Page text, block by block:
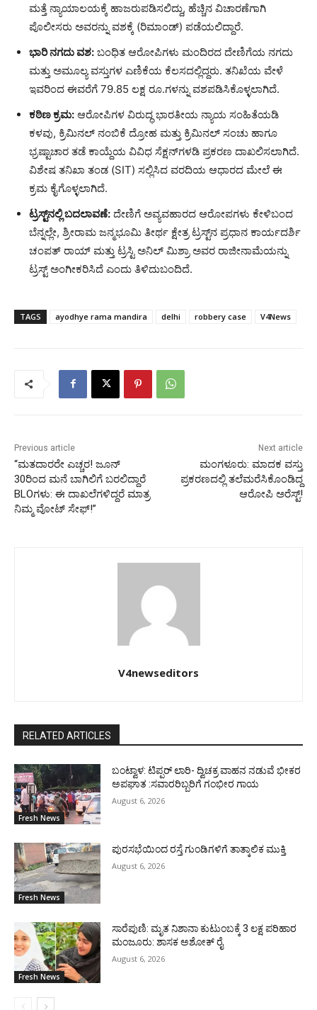
ಮತ್ತೆ ನ್ಯಾಯಾಲಯಕ್ಕೆ ಹಾಜರುಪಡಿಸಲಿದ್ದು, ಹೆಚ್ಚಿನ ವಿಚಾರಣೆಗಾಗಿ
ಪೊಲೀಸರು ಅವರನ್ನು ವಶಕ್ಕೆ (ರಿಮಾಂಡ್) ಪಡೆಯಲಿದ್ದಾರೆ.
ಭಾರಿ ನಗದು ವಶ: ಬಂಧಿತ ಆರೋಪಿಗಳು ಮಂದಿರದ ದೇಣಿಗೆಯ ನಗದು
ಮತ್ತು ಅಮೂಲ್ಯ ವಸ್ತುಗಳ ಎಣಿಕೆಯ ಕೆಲಸದಲ್ಲಿದ್ದರು. ತನಿಖೆಯ ವೇಳೆ
ಇವರಿಂದ ಈವರೆಗೆ 79.85 ಲಕ್ಷ ರೂ.ಗಳನ್ನು ವಶಪಡಿಸಿಕೊಳ್ಳಲಾಗಿದೆ.
ಕಠಿಣ ಕ್ರಮ: ಆರೋಪಿಗಳ ವಿರುದ್ಧ ಭಾರತೀಯ ನ್ಯಾಯ ಸಂಹಿತೆಯಡಿ
ಕಳವು, ಕ್ರಿಮಿನಲ್ ನಂಬಿಕೆ ದ್ರೋಹ ಮತ್ತು ಕ್ರಿಮಿನಲ್ ಸಂಚು ಹಾಗೂ
ಭ್ರಷ್ಟಾಚಾರ ತಡೆ ಕಾಯ್ದೆಯ ವಿವಿಧ ಸೆಕ್ಷನ್‌ಗಳಡಿ ಪ್ರಕರಣ ದಾಖಲಿಸಲಾಗಿದೆ.
ವಿಶೇಷ ತನಿಖಾ ತಂಡ (SIT) ಸಲ್ಲಿಸಿದ ವರದಿಯ ಆಧಾರದ ಮೇಲೆ ಈ
ಕ್ರಮ ಕೈಗೊಳ್ಳಲಾಗಿದೆ.
ಟ್ರಸ್ಟ್‌ನಲ್ಲಿ ಬದಲಾವಣೆ: ದೇಣಿಗೆ ಅವ್ಯವಹಾರದ ಆರೋಪಗಳು ಕೇಳಿಬಂದ
ಬೆನ್ನಲ್ಲೇ, ಶ್ರೀರಾಮ ಜನ್ಮಭೂಮಿ ತೀರ್ಥ ಕ್ಷೇತ್ರ ಟ್ರಸ್ಟ್‌ನ ಪ್ರಧಾನ ಕಾರ್ಯದರ್ಶಿ
ಚಂಪತ್ ರಾಯ್ ಮತ್ತು ಟ್ರಸ್ಟಿ ಅನಿಲ್ ಮಿಶ್ರಾ ಅವರ ರಾಜೀನಾಮೆಯನ್ನು
ಟ್ರಸ್ಟ್ ಅಂಗೀಕರಿಸಿದೆ ಎಂದು ತಿಳಿದುಬಂದಿದೆ.
TAGS ayodhye rama mandira delhi robbery case V4News
Previous article
“ಮತದಾರರೇ ಎಚ್ಚರ! ಜೂನ್
30ರಿಂದ ಮನೆ ಬಾಗಿಲಿಗೆ ಬರಲಿದ್ದಾರೆ
BLOಗಳು: ಈ ದಾಖಲೆಗಳಿದ್ದರೆ ಮಾತ್ರ
ನಿಮ್ಮ ವೋಟ್ ಸೇಫ್!”
Next article
ಮಂಗಳೂರು: ಮಾದಕ ವಸ್ತು
ಪ್ರಕರಣದಲ್ಲಿ ತಲೆಮರೆಸಿಕೊಂಡಿದ್ದ
ಆರೋಪಿ ಅರೆಸ್ಟ್!
V4newseditors
RELATED ARTICLES
Fresh News
ಬಂಟ್ವಾಳ: ಟಿಪ್ಪರ್ ಲಾರಿ- ದ್ವಿಚಕ್ರ ವಾಹನ ನಡುವೆ ಭೀಕರ
ಅಪಘಾತ :ಸವಾರರಿಬ್ಬರಿಗೆ ಗಂಭೀರ ಗಾಯ
August 6, 2026
Fresh News
ಪುರಸಭೆಯಿಂದ ರಸ್ತೆ ಗುಂಡಿಗಳಿಗೆ ತಾತ್ಕಾಲಿಕ ಮುಕ್ತಿ
August 6, 2026
Fresh News
ಸಾರೆಪುಣಿ: ಮೃತ ನಿಶಾನಾ ಕುಟುಂಬಕ್ಕೆ 3 ಲಕ್ಷ ಪರಿಹಾರ
ಮಂಜೂರು: ಶಾಸಕ ಅಶೋಕ್ ರೈ
August 6, 2026